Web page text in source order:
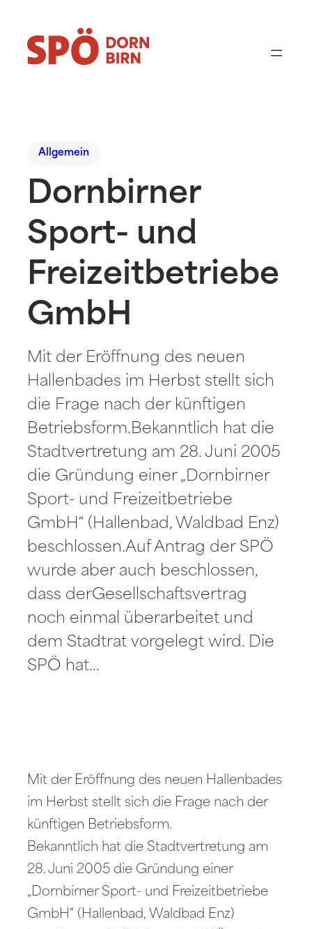
Allgemein
Dornbirner
Sport- und
Freizeitbetriebe
GmbH
Mit der Eröffnung des neuen
Hallenbades im Herbst stellt sich
die Frage nach der künftigen
Betriebsform.Bekanntlich hat die
Stadtvertretung am 28. Juni 2005
die Gründung einer „Dornbirner
Sport- und Freizeitbetriebe
GmbH“ (Hallenbad, Waldbad Enz)
beschlossen.Auf Antrag der SPÖ
wurde aber auch beschlossen,
dass derGesellschaftsvertrag
noch einmal überarbeitet und
dem Stadtrat vorgelegt wird. Die
SPÖ hat…
Mit der Eröffnung des neuen Hallenbades
im Herbst stellt sich die Frage nach der
künftigen Betriebsform.
Bekanntlich hat die Stadtvertretung am
28. Juni 2005 die Gründung einer
„Dornbirner Sport- und Freizeitbetriebe
GmbH“ (Hallenbad, Waldbad Enz)